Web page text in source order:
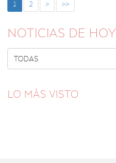
1 2 > >>
NOTICIAS DE HOY
TODAS
LO MÁS VISTO